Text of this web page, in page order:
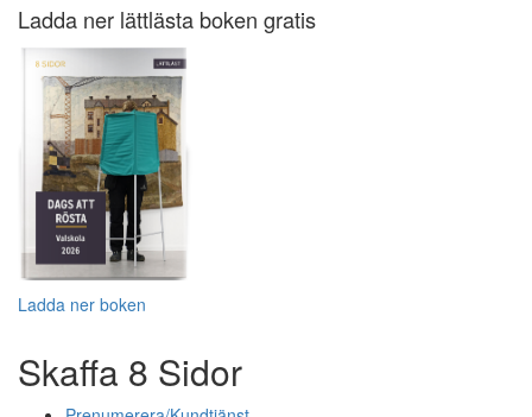
Ladda ner lättlästa boken gratis
Ladda ner boken
Skaffa 8 Sidor